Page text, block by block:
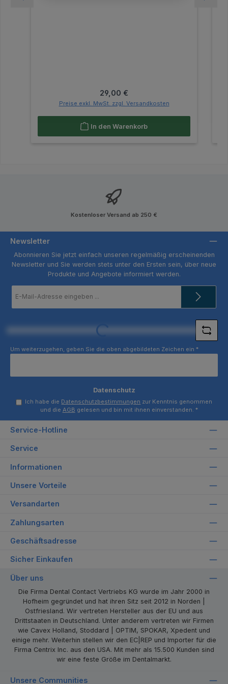
Regulärer Preis:
29,00 €
Preise exkl. MwSt. zzgl. Versandkosten
In den Warenkorb
Kostenloser Versand ab 250 €
Newsletter
Abonnieren Sie jetzt einfach unseren regelmäßig erscheinenden
Newsletter und Sie werden stets unter den Ersten sein, über neue
Produkte und Angebote informiert werden.
Mail-
Loading...
Um weiterzugehen, geben Sie die oben abgebildeten Zeichen ein *
Datenschutz
Ich habe die Datenschutzbestimmungen zur Kenntnis genommen
und die AGB gelesen und bin mit ihnen einverstanden. *
Service-Hotline
Service
Informationen
Unsere Vorteile
Versandarten
Zahlungsarten
Geschäftsadresse
Sicher Einkaufen
Über uns
Die Firma Dental Contact Vertriebs KG wurde im Jahr 2000 in
Hofheim gegründet und hat ihren Sitz seit 2012 in Norden |
Ostfriesland. Wir vertreten Hersteller aus der EU und aus
Drittstaaten in Deutschland. Unter anderem vertreten wir Firmen
wie Cavex Holland, Stoddard | OPTIM, SPOKAR, Xpedent und
einige mehr. Weiterhin stellen wir den EC|REP und Importer für die
Firma Centrix Inc. aus den USA. Mit mehr als 15.500 Kunden sind
wir eine feste Größe im Dentalmarkt.
Unsere Communities